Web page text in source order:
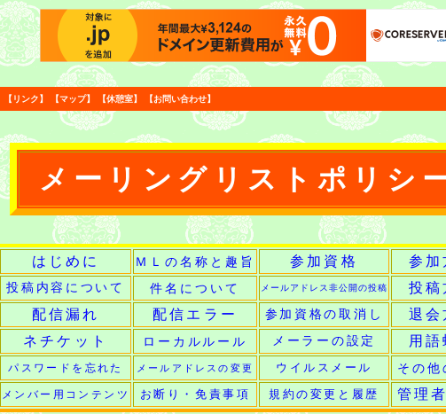
【 リンク】 【マップ】 【休憩室】 【お問い合わせ】
メーリングリストポリシ
はじめに ＭＬの名称と趣旨 参加資格 参加
投稿内容について 件名について メールアドレス非公開の投稿
投稿
配信漏れ
配信エラー 参加資格の取消し
退会
ネチケット
ローカルルール メーラーの設定 用
パスワードを忘れた メールアドレスの変更 ウイルスメール その
メンバー用コンテンツ お断り・免責事項 規約の変更と履歴 管理